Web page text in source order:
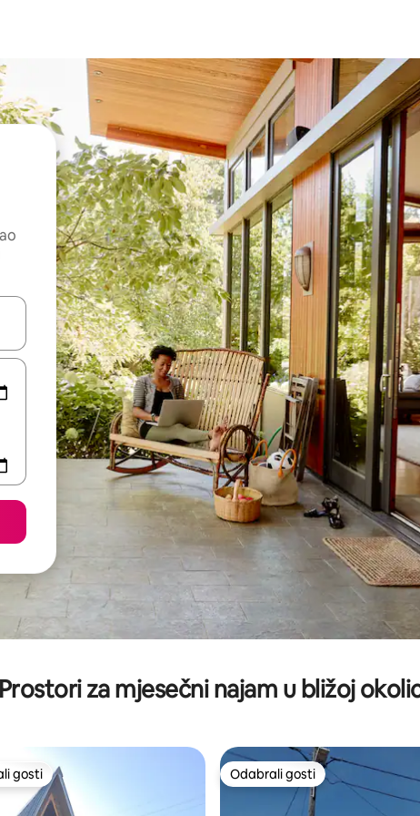
koristeći se strelicama prema gore i prema dolje, kao i dodirom ili
Prostori za mjesečni najam u bližoj
gosti
gosti Odabrali gosti
Odabrali gosti